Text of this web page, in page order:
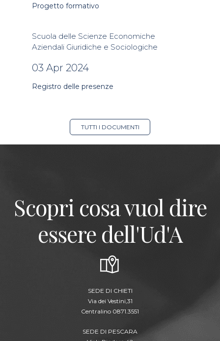
Progetto formativo
Scuola delle Scienze Economiche
Aziendali Giuridiche e Sociologiche
03 Apr 2024
Registro delle presenze
TUTTI I DOCUMENTI
Scopri cosa vuol dire
essere dell'Ud'A
SEDE DI CHIETI
Via dei Vestini,31
Centralino 0871.3551
SEDE DI PESCARA